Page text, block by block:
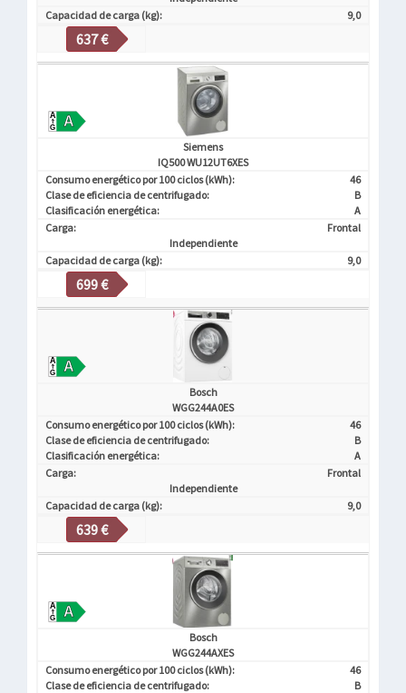
Capacidad de carga (kg):
9,0
637 €
Siemens
IQ500 WU12UT6XES
Consumo energético por 100 ciclos (kWh):
46
Clase de eficiencia de centrifugado:
B
Clasificación energética:
A
Carga:
Frontal
Independiente
Capacidad de carga (kg):
9,0
699 €
Bosch
WGG244A0ES
Consumo energético por 100 ciclos (kWh):
46
Clase de eficiencia de centrifugado:
B
Clasificación energética:
A
Carga:
Frontal
Independiente
Capacidad de carga (kg):
9,0
639 €
Bosch
WGG244AXES
Consumo energético por 100 ciclos (kWh):
46
Clase de eficiencia de centrifugado:
B